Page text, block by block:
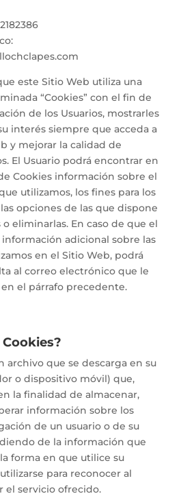
este Sitio Web utiliza una
“Cookies” con el fin de
de los Usuarios, mostrarles
interés siempre que acceda a
y mejorar la calidad de
El Usuario podrá encontrar en
Cookies información sobre el
utilizamos, los fines para los
opciones de las que dispone
eliminarlas. En caso de que el
información adicional sobre las
en el Sitio Web, podrá
al correo electrónico que le
el párrafo precedente.
Cookies?
archivo que se descarga en su
o dispositivo móvil) que,
la finalidad de almacenar,
información sobre los
de un usuario o de su
de la información que
forma en que utilice su
para reconocer al
el servicio ofrecido.